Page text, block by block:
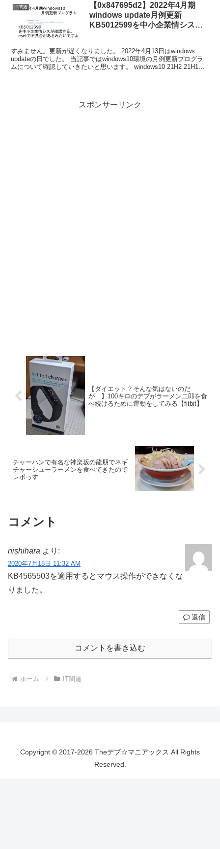
IT関連
【0x847695d2】2022年4月期
windows update月例更新
KB5012599を中小企業情シスが
すみません。更新が遅くなりました。 2022年4月13日はwindows
updateの日でした。 当記事ではwindows10環境の月例更新プログラ
ムについて確認していきたいと思います。 windows10 21H2 21H1
スポンサーリンク
【ダイエット？そんな気はないのだ
が…】100キロのデブがラーメン二郎を食
べ続けるために運動をしてみる【fitbit】
チャーハンで有名な神楽坂の龍朋でネギ
チャーシューラーメンを食べてきたので
レポっす
コメント
nishihara より:
2020年7月18日 11:32 AM
KB4565503を適用するとマウス操作ができなくな
りました。
返信
コメントを書き込む
ホーム IT関連
Copyright © 2017-2026 Theデブ☆マニアックス All Rights
Reserved.